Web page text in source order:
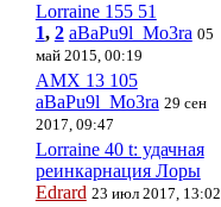
Lorraine 155 51
1, 2 aBaPu9l_Mo3ra 05
май 2015, 00:19
АМХ 13 105
aBaPu9l_Mo3ra 29 сен
2017, 09:47
Lorraine 40 t: удачная
реинкарнация Лоры
Edrard 23 июл 2017, 13:02